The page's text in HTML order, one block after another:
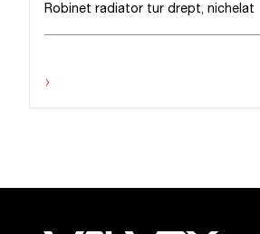
Robinet radiator tur drept, nichelat
›